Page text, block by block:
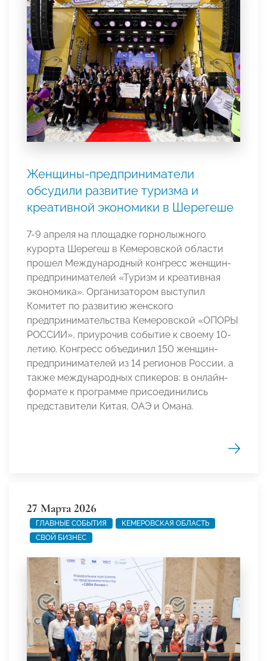
Женщины-предприниматели
обсудили развитие туризма и
креативной экономики в Шерегеше
7-9 апреля на площадке горнолыжного
курорта Шерегеш в Кемеровской области
прошел Международный конгресс женщин-
предпринимателей «Туризм и креативная
экономика». Организатором выступил
Комитет по развитию женского
предпринимательства Кемеровской «ОПОРЫ
РОССИИ», приурочив событие к своему 10-
летию. Конгресс объединил 150 женщин-
предпринимателей из 14 регионов России, а
также международных спикеров: в онлайн-
формате к программе присоединились
представители Китая, ОАЭ и Омана.
27 Марта 2026
ГЛАВНЫЕ СОБЫТИЯ
КЕМЕРОВСКАЯ ОБЛАСТЬ
СВОЙ БИЗНЕС